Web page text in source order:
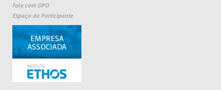
Fale com DPO
Espaço do Participante